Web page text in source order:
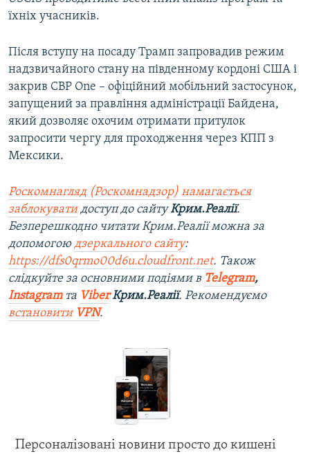
їхніх учасників.
Після вступу на посаду Трамп запровадив режим
надзвичайного стану на південному кордоні США і
закрив CBP One – офіційний мобільний застосунок,
запущений за правління адміністрації Байдена,
який дозволяє охочим отримати притулок
запросити чергу для проходження через КПП з
Мексики.
Роскомнагляд (Роскомнадзор) намагається
заблокуватидоступ до сайтуКрим.Реалії.
Безперешкодно читати Крим.Реалії можна за
допомогою дзеркального сайту:
https://dfs0qrmo00d6u.cloudfront.net. Також
слідкуйте за основними подіями в Telegram,
Instagramта ViberКрим.Реалії. Рекомендуємо
встановити VPN.
Персоналізовані новини просто до кишені